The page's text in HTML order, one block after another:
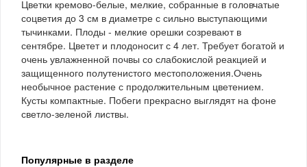
Цветки кремово-белые, мелкие, собранные в головчатые
соцветия до 3 см в диаметре с сильно выступающими
тычинками. Плоды - мелкие орешки созревают в
сентябре. Цветет и плодоносит с 4 лет. Требует богатой и
очень увлажненной почвы со слабокислой реакцией и
защищенного полутенистого местоположения.Очень
необычное растение с продолжительным цветением.
Кусты компактные. Побеги прекрасно выглядят на фоне
светло-зеленой листвы.
Популярные в разделе